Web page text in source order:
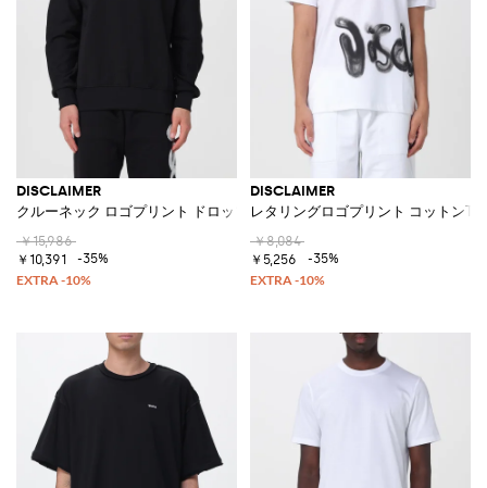
DISCLAIMER
クルーネック ロゴプリント ドロップショルダー コットンスウェットシャ
￥15,986
￥10,391
-35%
DISCLAIMER
レタリングロゴプリント コットンT
￥8,084
￥5,256
-35%